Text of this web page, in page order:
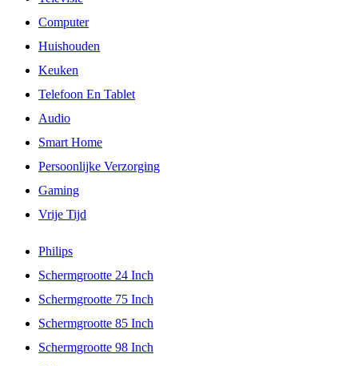
Computer
Huishouden
Keuken
Telefoon En Tablet
Audio
Smart Home
Persoonlijke Verzorging
Gaming
Vrije Tijd
Philips
Schermgrootte 24 Inch
Schermgrootte 75 Inch
Schermgrootte 85 Inch
Schermgrootte 98 Inch